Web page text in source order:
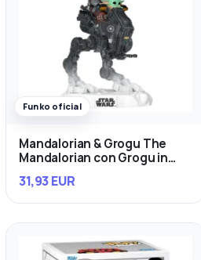
Funko oficial
Mandalorian & Grogu The
Mandalorian con Grogu in
31,93 EUR